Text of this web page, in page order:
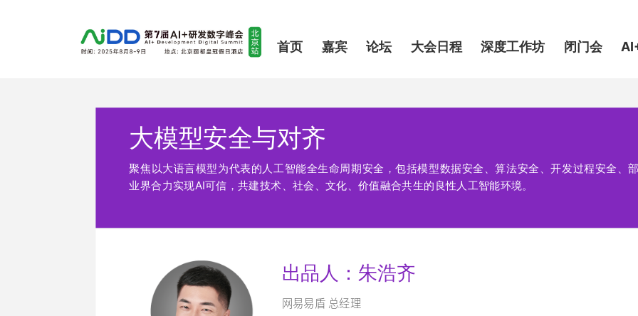
首页 嘉宾 论坛 大会日程 深度工作坊 闭门会
出品人：朱浩齐
网易易盾 总经理
大模型安全与对齐
聚焦以大语言模型为代表的人工智能全生命周期安全，包括模型数据安全、算法安全、开发过程安全、
业界合力实现AI可信，共建技术、社会、文化、价值融合共生的良性人工智能环境。